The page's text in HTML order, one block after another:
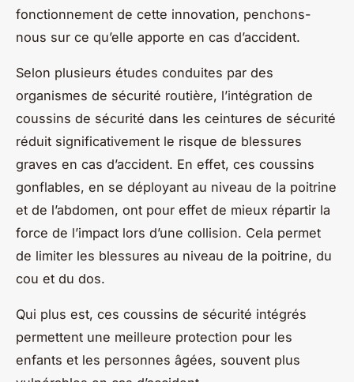
fonctionnement de cette innovation, penchons-
nous sur ce qu’elle apporte en cas d’accident.
Selon plusieurs études conduites par des
organismes de sécurité routière, l’intégration de
coussins de sécurité dans les ceintures de sécurité
réduit significativement le risque de blessures
graves en cas d’accident. En effet, ces coussins
gonflables, en se déployant au niveau de la poitrine
et de l’abdomen, ont pour effet de mieux répartir la
force de l’impact lors d’une collision. Cela permet
de limiter les blessures au niveau de la poitrine, du
cou et du dos.
Qui plus est, ces coussins de sécurité intégrés
permettent une meilleure protection pour les
enfants et les personnes âgées, souvent plus